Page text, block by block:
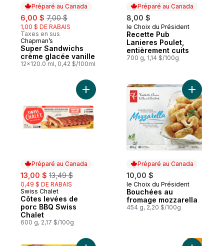
Préparé au Canada
sale:
6,00 $ , formerly:
7,00 $
1,00 $ DE RABAIS
Taxes en sus
Préparé au Canada
Chapman’s
Super Sandwichs
crème glacée vanille
12x120.0 ml, 0,42 $/100ml
Préparé au Canada
8,00 $
Préparé au Canada
le Choix du Président
Recette Pub
Lanieres Poulet,
entièrement cuits
700 g, 1,14 $/100g
Préparé au Canada
sale:
13,00 $ , formerly:
13,49 $
0,49 $ DE RABAIS
Préparé au Canada
Swiss Chalet
Côtes levées de
porc BBQ Swiss
Chalet
600 g, 2,17 $/100g
Ajouter Côtes levées de porc BBQ Swiss
Préparé au Canada
10,00 $
Préparé au Canada
le Choix du Président
Bouchées au
fromage mozzarella
454 g, 2,20 $/100g
Ajouter